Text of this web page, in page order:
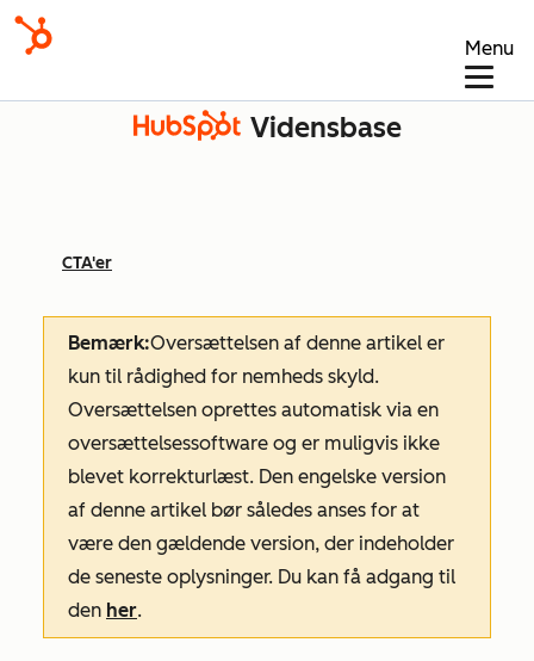
Menu
Vidensbase
CTA'er
Bemærk:Oversættelsen af denne artikel er
kun til rådighed for nemheds skyld.
Oversættelsen oprettes automatisk via en
oversættelsessoftware og er muligvis ikke
blevet korrekturlæst. Den engelske version
af denne artikel bør således anses for at
være den gældende version, der indeholder
de seneste oplysninger. Du kan få adgang til
den her.